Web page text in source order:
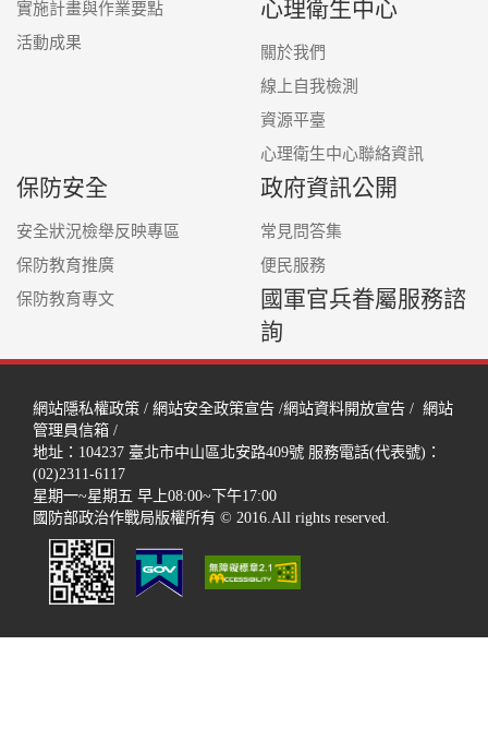
實施計畫與作業要點
活動成果
心理衛生中心
關於我們
線上自我檢測
資源平臺
心理衛生中心聯絡資訊
保防安全
安全狀況檢舉反映專區
保防教育推廣
保防教育專文
政府資訊公開
常見問答集
便民服務
國軍官兵眷屬服務諮
詢
網站隱私權政策 / 網站安全政策宣告 /網站資料開放宣告 / 網站
管理員信箱 /
地址：104237 臺北市中山區北安路409號 服務電話(代表號)：
(02)2311-6117
星期一~星期五 早上08:00~下午17:00
國防部政治作戰局版權所有 © 2016.All rights reserved.